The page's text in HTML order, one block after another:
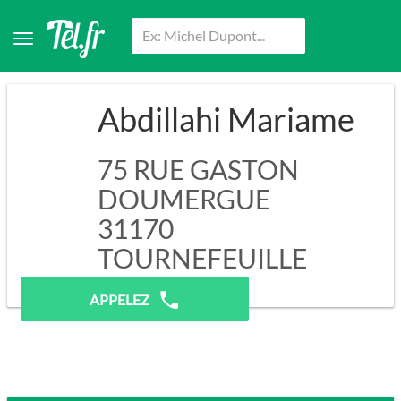
Abdillahi Mariame
75 RUE GASTON
DOUMERGUE
31170
TOURNEFEUILLE
Pas de prospection.
APPELEZ